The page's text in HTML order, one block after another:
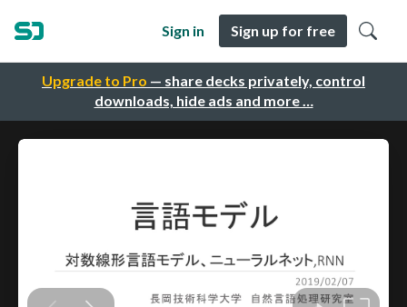
Upgrade to Pro — share decks privately, control
downloads, hide ads and more …
Sign in Sign up for free